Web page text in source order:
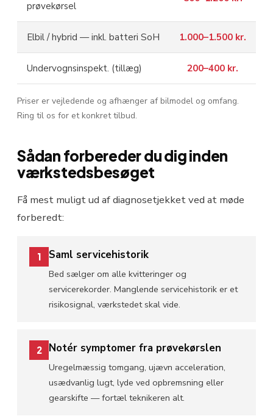
prøvekørsel
Elbil / hybrid — inkl. batteri SoH 1.000–1.500 kr.
Undervognsinspekt. (tillæg) 200–400 kr.
Priser er vejledende og afhænger af bilmodel og omfang.
Ring til os for et konkret tilbud.
Sådan forbereder du dig inden
værkstedsbesøget
Få mest muligt ud af diagnosetjekket ved at møde
forberedt:
1 Saml servicehistorik
Bed sælger om alle kvitteringer og
servicerekorder. Manglende servicehistorik er et
risikosignal, værkstedet skal vide.
2 Notér symptomer fra prøvekørslen
Uregelmæssig tomgang, ujævn acceleration,
usædvanlig lugt, lyde ved opbremsning eller
gearskifte — fortæl teknikeren alt.